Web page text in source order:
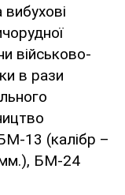
військово-
в рази
13 (калібр –
БМ-24